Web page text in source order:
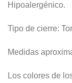
Hipoalergénico.
Tipo de cierre:
Medidas
Los colores de